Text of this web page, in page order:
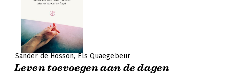
Sander de Hosson Els Quaegebeur
Leven toevoegen aan de dagen